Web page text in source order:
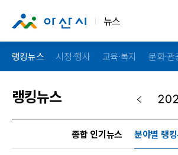
뉴스
랭킹뉴스 시정·행사 교육·복지 문화·관
랭킹뉴스
종합 인기뉴스 분야별 랭